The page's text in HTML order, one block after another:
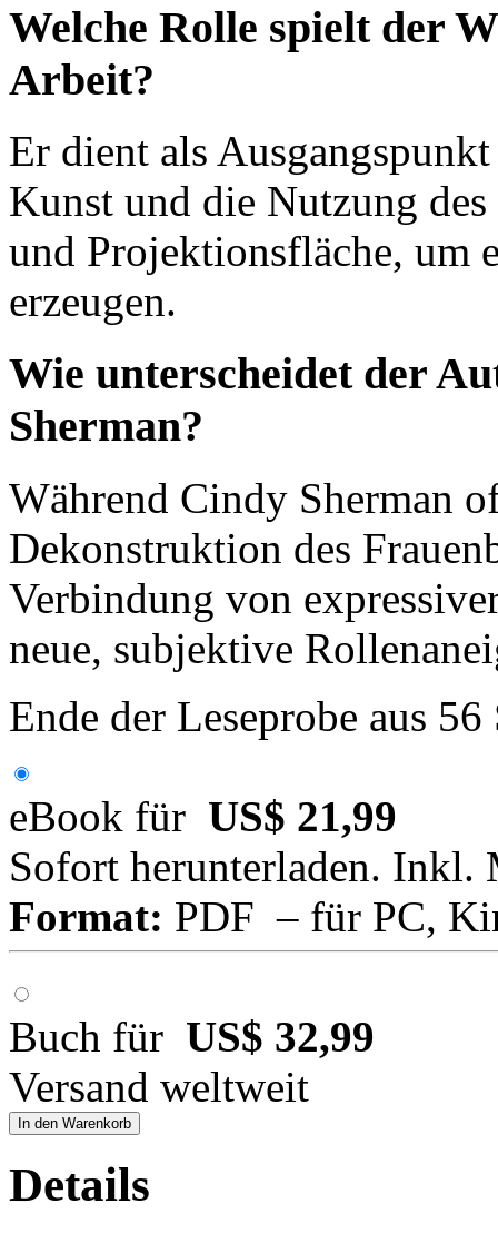
Welche Rolle spielt der
Arbeit?
Er dient als
Kunst und die Nutzung
und Projektionsfläche, um
erzeugen.
Wie unterscheidet der
Sherman?
Während Cindy Sherman
Dekonstruktion des
Verbindung von
neue, subjektive
Ende der Leseprobe aus
eBook für US$ 21,99
Sofort herunterladen. Inkl.
Format: PDF – für PC,
Buch für US$ 32,99
Versand weltweit
In den Warenkorb
Details